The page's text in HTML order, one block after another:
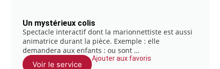
Un mystérieux colis
Spectacle interactif dont la marionnettiste est aussi
animatrice durant la pièce. Exemple : elle
demandera aux enfants : ou sont …
Voir le service
Ajouter aux favoris